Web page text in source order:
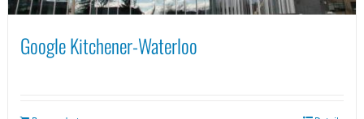
Google Kitchener-Waterloo